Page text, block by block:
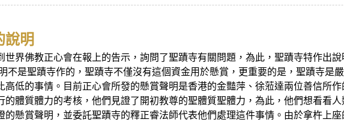
說明
世界佛教正心會在報上的告示，詢問了聖蹟寺有關問題，為此，聖蹟寺特作出說
不是聖蹟寺作的，聖蹟寺不僅沒有這個資金用於懸賞，更重要的是，聖蹟寺是
高低的事情。目前正心會所發的懸賞聲明是香港的金豔萍、徐蒞達兩位善信所
的體質體力的考核，他們見證了開初教尊的聖體質聖體力，為此，他們想看看
的懸賞聲明，並委託聖蹟寺的釋正睿法師代表他們處理這件事情。由於拿杵上